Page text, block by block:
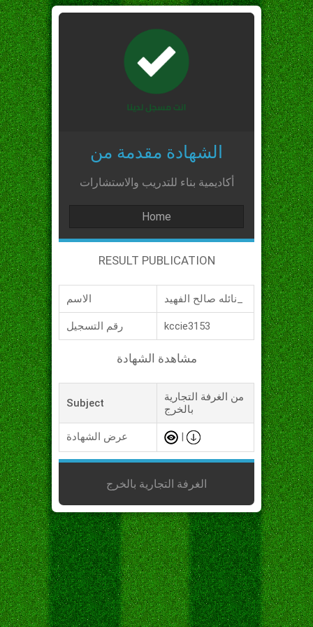
الشهادة مقدمة من
أكاديمية بناء للتدريب والاستشارات
Home
RESULT PUBLICATION
الاسم
رقم التسجيل kccie3153
مشاهدة الشهادة
Subject
من الغرفة التجارية
بالخرج
عرض الشهادة
الغرفة التجارية بالخرج